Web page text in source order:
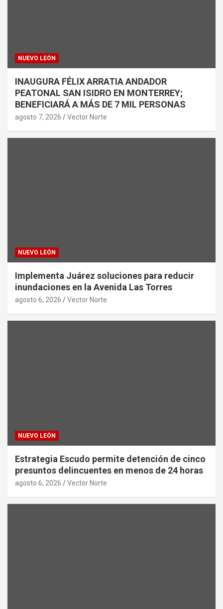
NUEVO LEÓN
INAUGURA FÉLIX ARRATIA ANDADOR
PEATONAL SAN ISIDRO EN MONTERREY;
BENEFICIARÁ A MÁS DE 7 MIL PERSONAS
agosto 7, 2026 Vector Norte
NUEVO LEÓN
Implementa Juárez soluciones para reducir
inundaciones en la Avenida Las Torres
agosto 6, 2026 Vector Norte
NUEVO LEÓN
Estrategia Escudo permite detención de cinco
presuntos delincuentes en menos de 24 horas
agosto 6, 2026 Vector Norte